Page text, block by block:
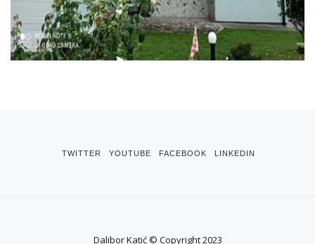
TWITTER YOUTUBE FACEBOOK LINKEDIN
Dalibor Katić © Copyright 2023